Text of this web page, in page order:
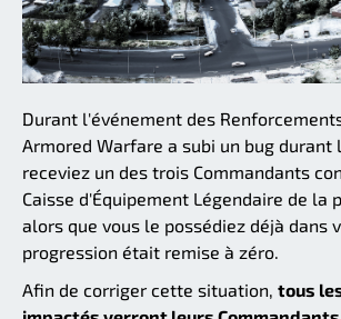
Durant l'événement des
Armored Warfare a subi un bug durant
receviez un des trois Commandants
Caisse d'Équipement Légendaire de la
alors que vous le possédiez déjà dans
progression était remise à zéro.
Afin de corriger cette situation, tous